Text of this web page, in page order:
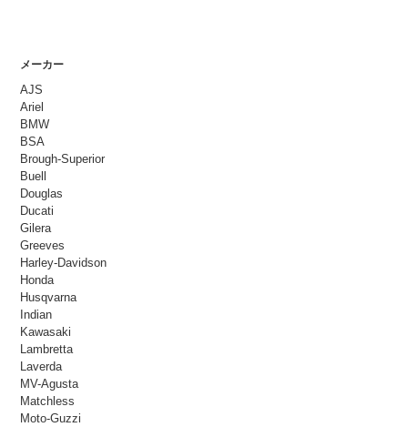
メーカー
AJS
Ariel
BMW
BSA
Brough-Superior
Buell
Douglas
Ducati
Gilera
Greeves
Harley-Davidson
Honda
Husqvarna
Indian
Kawasaki
Lambretta
Laverda
MV-Agusta
Matchless
Moto-Guzzi